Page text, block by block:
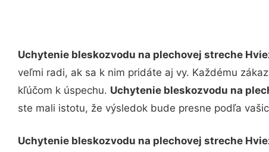
Uchytenie bleskozvodu na plechovej streche
veľmi radi, ak sa k nim pridáte aj vy. Každému
kľúčom k úspechu. Uchytenie bleskozvodu na
ste mali istotu, že výsledok bude presne podľa
Uchytenie bleskozvodu na plechovej streche